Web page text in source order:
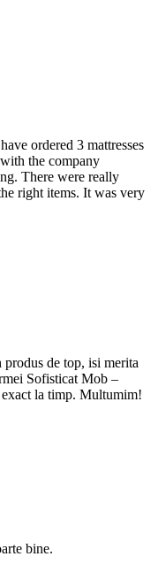
ordered 3 mattresses
the company
There were really
right items. It was very
produs de top, isi merita
Sofisticat Mob –
exact la timp. Multumim!
bine.